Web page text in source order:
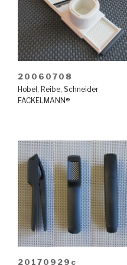
20060708
Hobel , Reibe, Schneider
FACKELMANN®
20170929c